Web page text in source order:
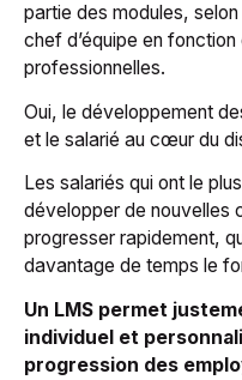
partie des modules,
chef d’équipe en
professionnelles.
Oui, le développement
et le salarié au cœur du
Les salariés qui ont le
développer de nouvelles
progresser rapidement,
davantage de temps le
Un LMS permet
individuel et
progression des